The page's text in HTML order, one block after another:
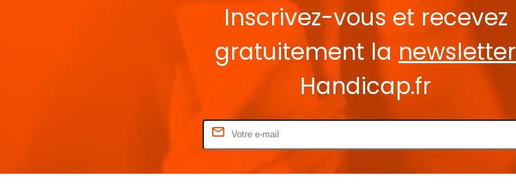
Inscrivez-vous et recevez
gratuitement la newsletter
Handicap.fr